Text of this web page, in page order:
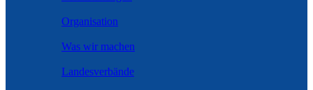
Organisation
Was wir machen
Landesverbände